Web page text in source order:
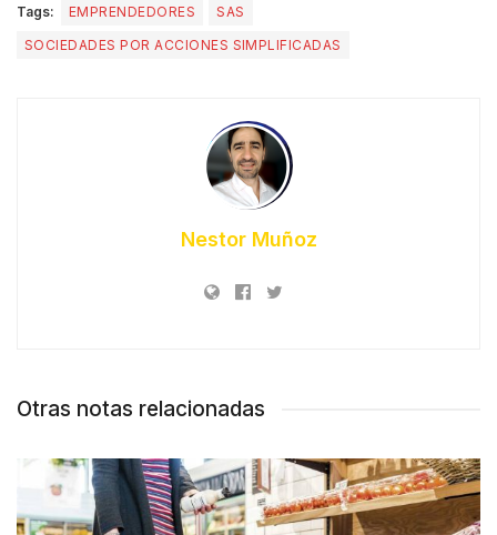
Tags: EMPRENDEDORES
SAS
SOCIEDADES POR ACCIONES SIMPLIFICADAS
Nestor Muñoz
Otras notas relacionadas